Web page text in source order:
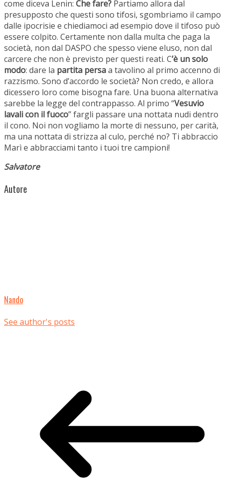
come diceva Lenin: Che fare? Partiamo allora dal
presupposto che questi sono tifosi, sgombriamo il campo
dalle ipocrisie e chiediamoci ad esempio dove il tifoso può
essere colpito. Certamente non dalla multa che paga la
società, non dal DASPO che spesso viene eluso, non dal
carcere che non è previsto per questi reati. C’è un solo
modo: dare la partita persaa tavolino al primo accenno di
razzismo. Sono d’accordo le società? Non credo, e allora
dicessero loro come bisogna fare. Una buona alternativa
sarebbe la legge del contrappasso. Al primo “Vesuvio
lavali con il fuoco” fargli passare una nottata nudi dentro
il cono. Noi non vogliamo la morte di nessuno, per carità,
ma una nottata di strizza al culo, perché no? Ti abbraccio
Marì e abbracciami tanto i tuoi tre campioni!
Salvatore
Autore
Nando
See author's posts